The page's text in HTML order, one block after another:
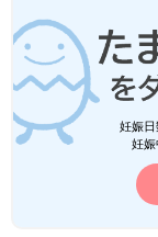
妊娠
妊